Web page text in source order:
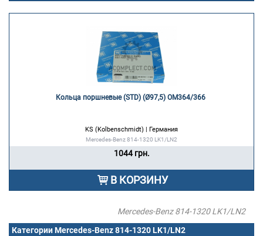
Категории Mercedes-Benz 814-1320 LK1/LN2
Кольца поршневые (STD) (Ø97,5) ОМ364/366
KS (Kolbenschmidt) | Германия
Mercedes-Benz 814-1320 LK1/LN2
1044 грн.
В КОРЗИНУ
Mercedes-Benz 814-1320 LK1/LN2